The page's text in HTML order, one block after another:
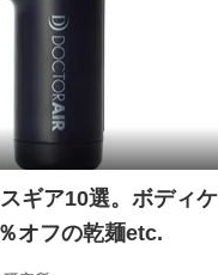
ギア10選。ボディケ
オフの乾麺etc.